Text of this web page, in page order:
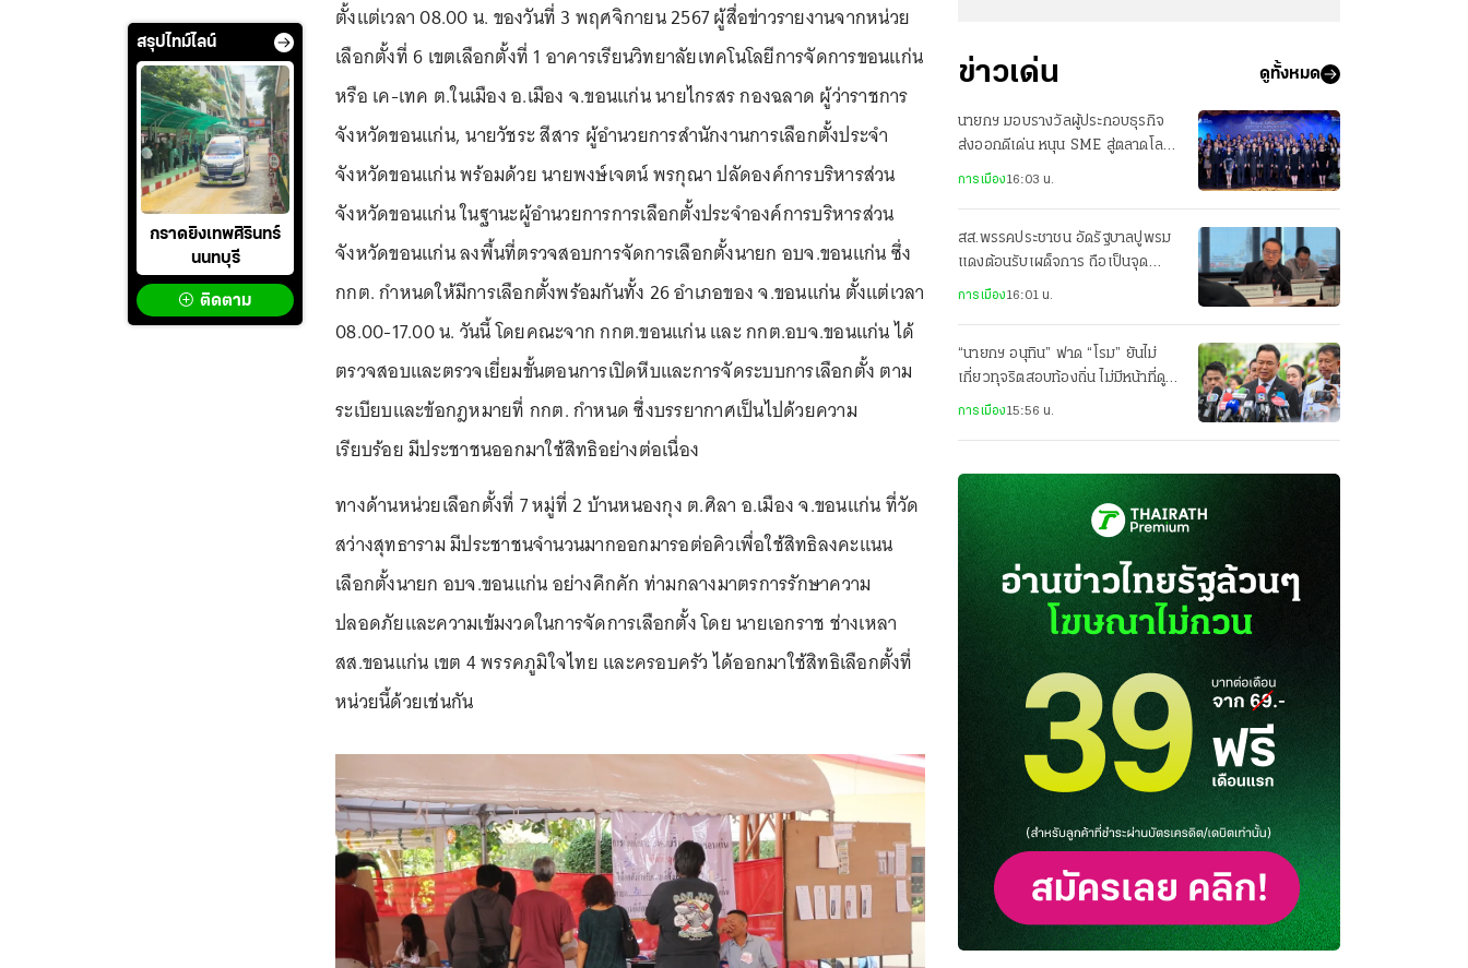
สรุปไทม์ไลน์
กราดยิงเทพศิรินทร์
นนทบุรี
ติดตาม
ตั้งแต่เวลา 08.00 น. ของวันที่ 3 พฤศจิกายน 2567 ผู้สื่อข่าวรายงานจากหน่วย
เลือกตั้งที่ 6 เขตเลือกตั้งที่ 1 อาคารเรียนวิทยาลัยเทคโนโลยีการจัดการขอนแก่น
หรือ เค-เทค ต.ในเมือง อ.เมือง จ.ขอนแก่น นายไกรสร กองฉลาด ผู้ว่าราชการ
จังหวัดขอนแก่น, นายวัชระ สีสาร ผู้อำนวยการสำนักงานการเลือกตั้งประจำ
จังหวัดขอนแก่น พร้อมด้วย นายพงษ์เจตน์ พรกุณา ปลัดองค์การบริหารส่วน
จังหวัดขอนแก่น ในฐานะผู้อำนวยการการเลือกตั้งประจำองค์การบริหารส่วน
จังหวัดขอนแก่น ลงพื้นที่ตรวจสอบการจัดการเลือกตั้งนายก อบจ.ขอนแก่น ซึ่ง
กกต. กำหนดให้มีการเลือกตั้งพร้อมกันทั้ง 26 อำเภอของ จ.ขอนแก่น ตั้งแต่เวลา
08.00-17.00 น. วันนี้ โดยคณะจาก กกต.ขอนแก่น และ กกต.อบจ.ขอนแก่น ได้
ตรวจสอบและตรวจเยี่ยมขั้นตอนการเปิดหีบและการจัดระบบการเลือกตั้ง ตาม
ระเบียบและข้อกฎหมายที่ กกต. กำหนด ซึ่งบรรยากาศเป็นไปด้วยความ
เรียบร้อย มีประชาชนออกมาใช้สิทธิอย่างต่อเนื่อง
ทางด้านหน่วยเลือกตั้งที่ 7 หมู่ที่ 2 บ้านหนองกุง ต.ศิลา อ.เมือง จ.ขอนแก่น ที่วัด
สว่างสุทธาราม มีประชาชนจำนวนมากออกมารอต่อคิวเพื่อใช้สิทธิลงคะแนน
เลือกตั้งนายก อบจ.ขอนแก่น อย่างคึกคัก ท่ามกลางมาตรการรักษาความ
ปลอดภัยและความเข้มงวดในการจัดการเลือกตั้ง โดย นายเอกราช ช่างเหลา
สส.ขอนแก่น เขต 4 พรรคภูมิใจไทย และครอบครัว ได้ออกมาใช้สิทธิเลือกตั้งที่
หน่วยนี้ด้วยเช่นกัน
ข่าวเด่น ดูทั้งหมด
นายกฯ มอบรางวัลผู้ประกอบธุรกิจ
ส่งออกดีเด่น หนุน SME สู่ตลาดโลก
รัฐบาลจะเป็นพาหนะให้ผู้ประกอบการ
การเมือง16:03 น.
สส.พรรคประชาชน อัดรัฐบาลปูพรม
แดงต้อนรับเผด็จการ ถือเป็นจุด
ตกต่ำการทูตไทย
การเมือง16:01 น.
“นายกฯ อนุทิน” ฟาด “โรม” ยันไม่
เกี่ยวทุจริตสอบท้องถิ่น ไม่มีหน้าที่ดูที
โออาร์
การเมือง15:56 น.